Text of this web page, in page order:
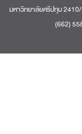
มหาวิทยาลัยศรีปทุม
(662)